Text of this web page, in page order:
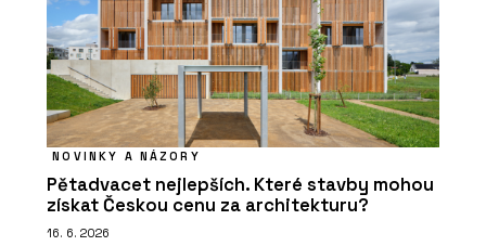
NOVINKY A NÁZORY
Pětadvacet nejlepších. Které stavby mohou
získat Českou cenu za architekturu?
16. 6. 2026